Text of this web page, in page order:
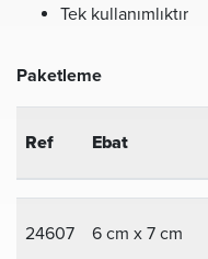
Tek kullanımlıktır
Paketleme
Ref Ebat
24607 6 cm x 7 cm